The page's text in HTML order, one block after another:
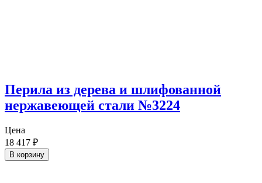
Перила из дерева и шлифованной
нержавеющей стали №3224
Цена
18 417 ₽
В корзину